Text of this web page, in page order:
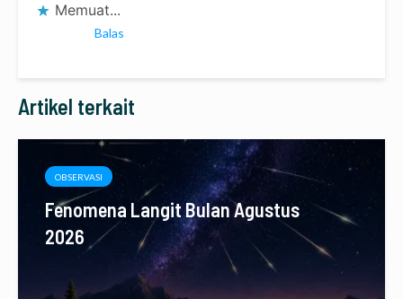
Memuat...
Balas
Artikel terkait
OBSERVASI
Fenomena Langit Bulan Agustus
2026